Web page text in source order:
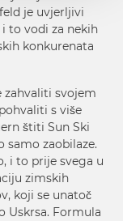
je uvjerljivi
to vodi za nekih
konkurenata
zahvaliti svojem
s više
štiti Sun Ski
samo zaobilaze.
i to prije svega u
zimskih
koji se unatoč
Uskrsa. Formula